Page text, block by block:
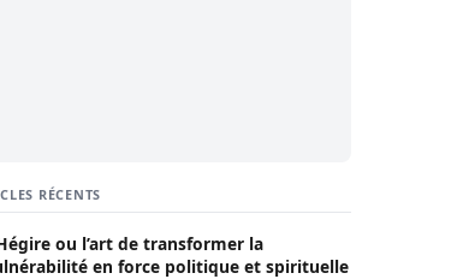
RÉCENTS
ou l’art de transformer la
en force politique et spirituelle